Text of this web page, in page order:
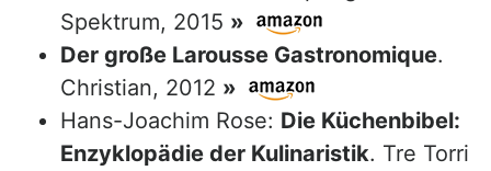
Spektrum, 2015 »
Der große Larousse Gastronomique.
Christian, 2012 »
Hans-Joachim Rose: Die Küchenbibel:
Enzyklopädie der Kulinaristik. Tre Torri